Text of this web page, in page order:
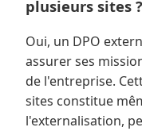
plusieurs sites ?
Oui, un DPO
assurer ses
de l'entreprise.
sites constitue
l'externalisation,